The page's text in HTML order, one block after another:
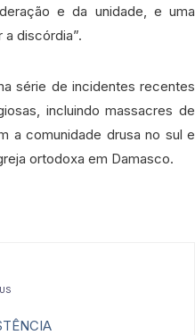
e da unidade, e uma
discórdia”.
série de incidentes recentes
incluindo massacres de
a comunidade drusa no sul e
ortodoxa em Damasco.